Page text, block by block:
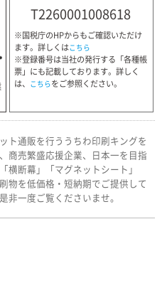
T2260001008618
※国税庁のHPからもご確認いただけ
ます。詳しくはこちら
※登録番号は当社の発行する「各種帳
票」にも記載しております。詳しく
は、 こちらをご参照ください。
ト通販を行ううちわ印刷キングを
商売繁盛応援企業、日本一を目指
横断幕」「マグネットシート」
物を低価格・短納期でご提供して
非一度ご覧くださいませ。